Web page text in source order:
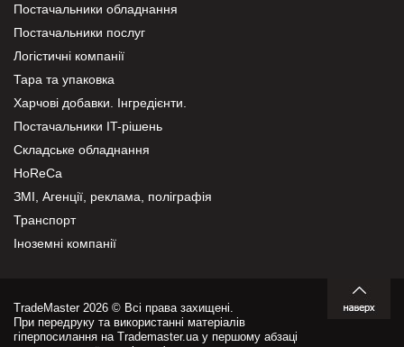
Постачальники обладнання
Постачальники послуг
Логістичні компанії
Тара та упаковка
Харчові добавки. Інгредієнти.
Постачальники IT-рішень
Складське обладнання
HoReCa
ЗМІ, Агенції, реклама, поліграфія
Транспорт
Іноземні компанії
TradeMaster 2026 © Всі права захищені.
При передруку та використанні матеріалів
гіперпосилання на Trademaster.ua у першому абзаці